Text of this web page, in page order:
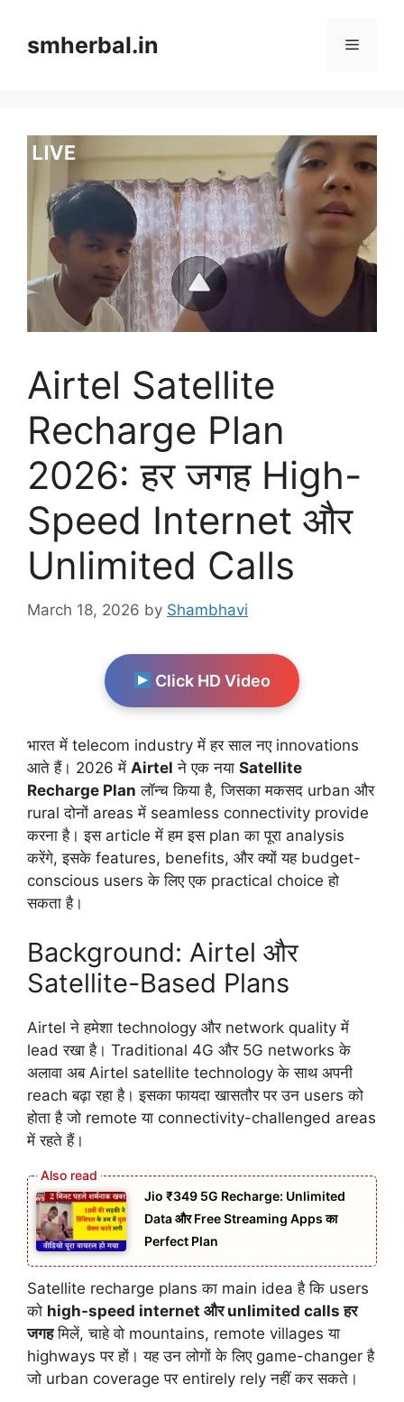
contentsmherbal.in Menu
Airtel Satellite
Recharge Plan
2026: हर जगह High-
Speed Internet और
Unlimited Calls
March 18, 2026 by Shambhavi
Click HD Video
भारत में telecom industry में हर साल नए innovations
आते हैं। 2026 में Airtel ने एक नया Satellite
Recharge Plan लॉन्च किया है, जिसका मकसद urban और
rural दोनों areas में seamless connectivity provide
करना है। इस article में हम इस plan का पूरा analysis
करेंगे, इसके features, benefits, और क्यों यह budget-
conscious users के लिए एक practical choice हो
सकता है।
Background: Airtel और
Satellite-Based Plans
Airtel ने हमेशा technology और network quality में
lead रखा है। Traditional 4G और 5G networks के
अलावा अब Airtel satellite technology के साथ अपनी
reach बढ़ा रहा है। इसका फायदा खासतौर पर उन users को
होता है जो remote या connectivity-challenged areas
में रहते हैं।
Jio ₹349 5G Recharge: Unlimited
Data और Free Streaming Apps का
Perfect Plan
Satellite recharge plans का main idea है कि users
को high-speed internet और unlimited calls हर
जगहमिलें, चाहे वो mountains, remote villages या
highways पर हों। यह उन लोगों के लिए game-changer है
जो urban coverage पर entirely rely नहीं कर सकते।